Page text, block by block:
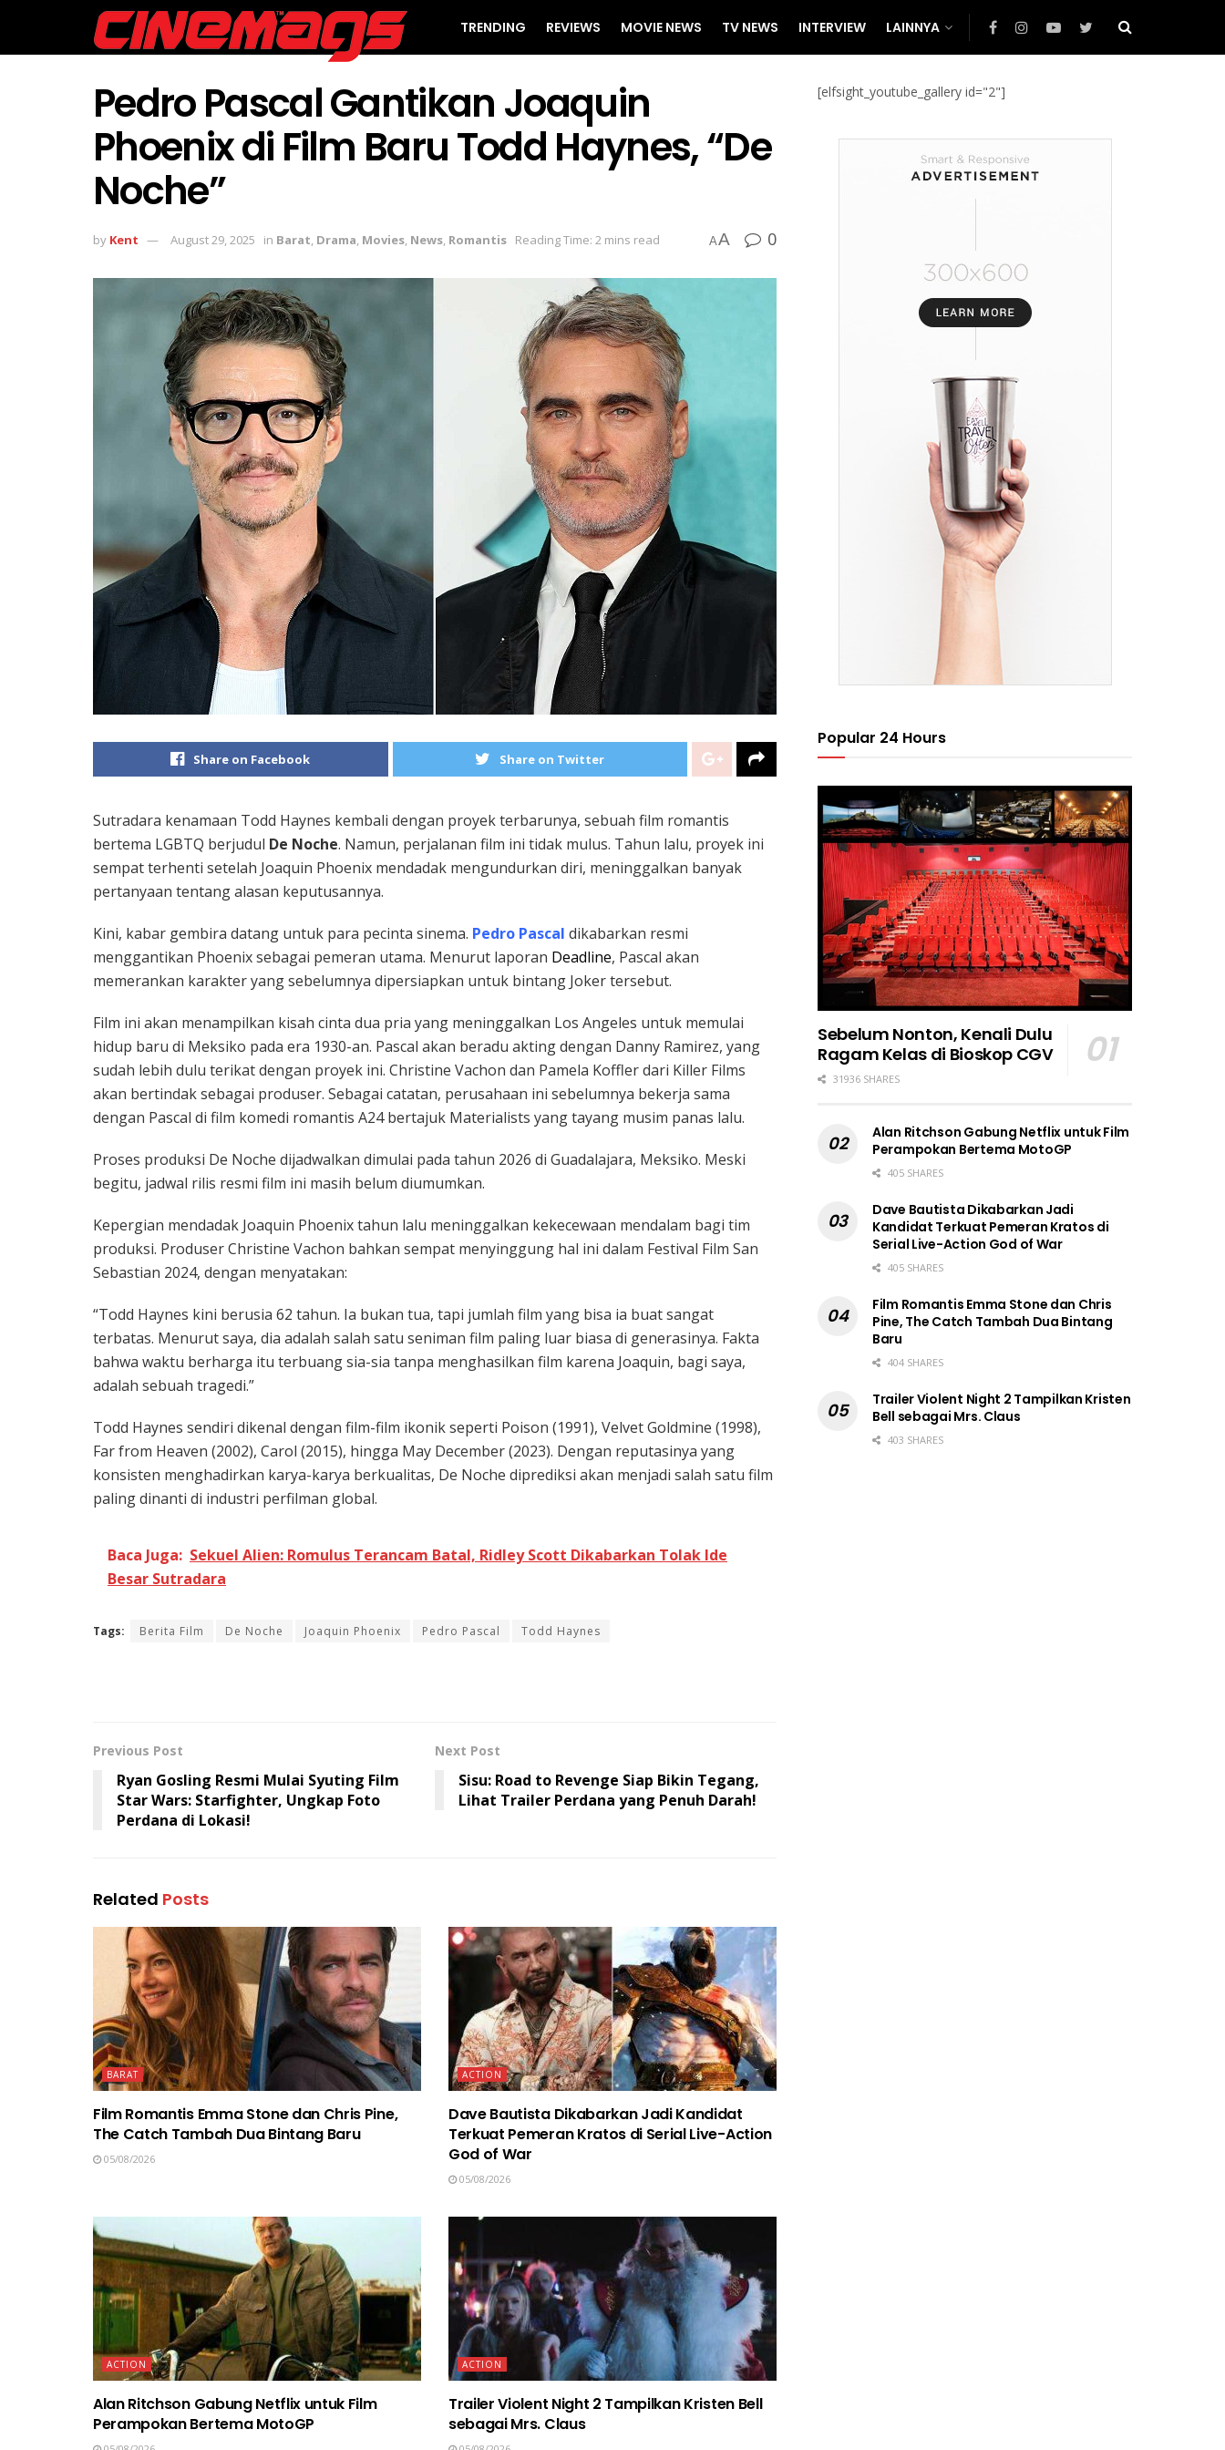
TRENDING REVIEWS MOVIE NEWS TV NEWS INTERVIEW LAINNYA
Pedro Pascal Gantikan Joaquin
Phoenix di Film Baru Todd Haynes, “De
Noche”
by Kent August 29, 2025 in Barat, Drama, Movies, News, Romantis Reading Time: 2 mins read AA 0
Share on Facebook Share on Twitter
Sutradara kenamaan Todd Haynes kembali dengan proyek terbarunya, sebuah film romantis
bertema LGBTQ berjudul De Noche. Namun, perjalanan film ini tidak mulus. Tahun lalu, proyek ini
sempat terhenti setelah Joaquin Phoenix mendadak mengundurkan diri, meninggalkan banyak
pertanyaan tentang alasan keputusannya.
Kini, kabar gembira datang untuk para pecinta sinema. Pedro Pascal dikabarkan resmi
menggantikan Phoenix sebagai pemeran utama. Menurut laporan Deadline, Pascal akan
memerankan karakter yang sebelumnya dipersiapkan untuk bintang Joker tersebut.
Film ini akan menampilkan kisah cinta dua pria yang meninggalkan Los Angeles untuk memulai
hidup baru di Meksiko pada era 1930-an. Pascal akan beradu akting dengan Danny Ramirez, yang
sudah lebih dulu terikat dengan proyek ini. Christine Vachon dan Pamela Koffler dari Killer Films
akan bertindak sebagai produser. Sebagai catatan, perusahaan ini sebelumnya bekerja sama
dengan Pascal di film komedi romantis A24 bertajuk Materialists yang tayang musim panas lalu.
Proses produksi De Noche dijadwalkan dimulai pada tahun 2026 di Guadalajara, Meksiko. Meski
begitu, jadwal rilis resmi film ini masih belum diumumkan.
Kepergian mendadak Joaquin Phoenix tahun lalu meninggalkan kekecewaan mendalam bagi tim
produksi. Produser Christine Vachon bahkan sempat menyinggung hal ini dalam Festival Film San
Sebastian 2024, dengan menyatakan:
“Todd Haynes kini berusia 62 tahun. Ia bukan tua, tapi jumlah film yang bisa ia buat sangat
terbatas. Menurut saya, dia adalah salah satu seniman film paling luar biasa di generasinya. Fakta
bahwa waktu berharga itu terbuang sia-sia tanpa menghasilkan film karena Joaquin, bagi saya,
adalah sebuah tragedi.”
Todd Haynes sendiri dikenal dengan film-film ikonik seperti Poison (1991), Velvet Goldmine (1998),
Far from Heaven (2002), Carol (2015), hingga May December (2023). Dengan reputasinya yang
konsisten menghadirkan karya-karya berkualitas, De Noche diprediksi akan menjadi salah satu film
paling dinanti di industri perfilman global.
Baca Juga: Sekuel Alien: Romulus Terancam Batal, Ridley Scott Dikabarkan Tolak Ide
Besar Sutradara
Tags: Berita Film De Noche Joaquin Phoenix Pedro Pascal Todd Haynes
Previous Post
Ryan Gosling Resmi Mulai Syuting Film
Star Wars: Starfighter, Ungkap Foto
Perdana di Lokasi!
Next Post
Sisu: Road to Revenge Siap Bikin Tegang,
Lihat Trailer Perdana yang Penuh Darah!
Related Posts
BARAT
Film Romantis Emma Stone dan Chris Pine,
The Catch Tambah Dua Bintang Baru
05/08/2026
ACTION
Dave Bautista Dikabarkan Jadi Kandidat
Terkuat Pemeran Kratos di Serial Live-Action
God of War
05/08/2026
ACTION
Alan Ritchson Gabung Netflix untuk Film
Perampokan Bertema MotoGP
ACTION
Trailer Violent Night 2 Tampilkan Kristen Bell
sebagai Mrs. Claus
[elfsight_youtube_gallery id="2"]
Popular 24 Hours
Sebelum Nonton, Kenali Dulu
Ragam Kelas di Bioskop CGV
31936 SHARES
Alan Ritchson Gabung Netflix untuk Film
Perampokan Bertema MotoGP
405 SHARES
Dave Bautista Dikabarkan Jadi
Kandidat Terkuat Pemeran Kratos di
Serial Live-Action God of War
405 SHARES
Film Romantis Emma Stone dan Chris
Pine, The Catch Tambah Dua Bintang
Baru
404 SHARES
Trailer Violent Night 2 Tampilkan Kristen
Bell sebagai Mrs. Claus
403 SHARES